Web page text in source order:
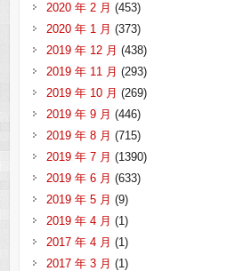
2020 年 2 月 (453)
2020 年 1 月 (373)
2019 年 12 月 (438)
2019 年 11 月 (293)
2019 年 10 月 (269)
2019 年 9 月 (446)
2019 年 8 月 (715)
2019 年 7 月 (1390)
2019 年 6 月 (633)
2019 年 5 月 (9)
2019 年 4 月 (1)
2017 年 4 月 (1)
2017 年 3 月 (1)